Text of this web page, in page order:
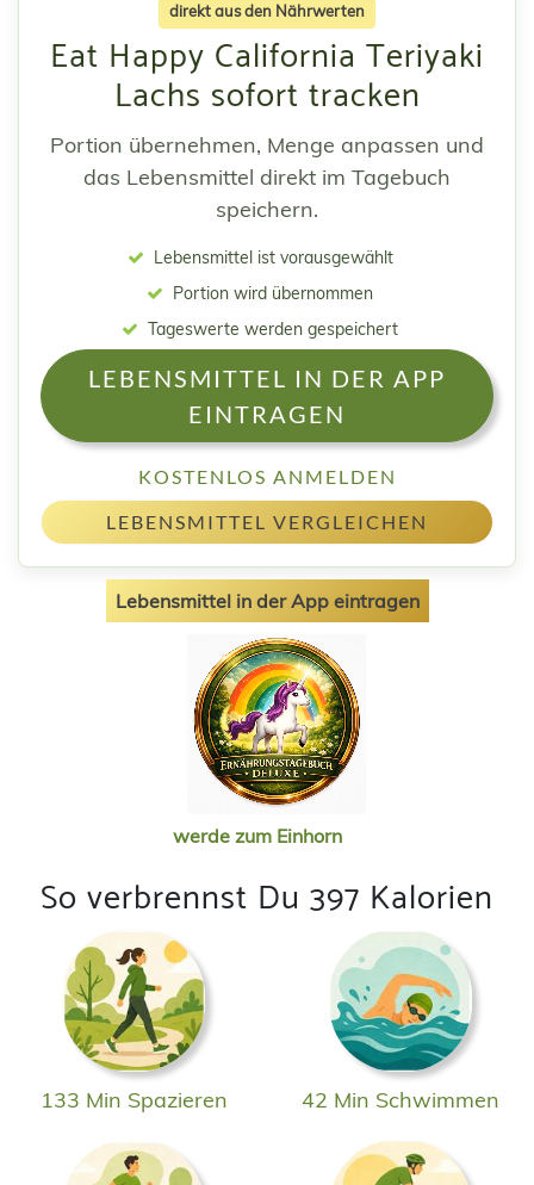
direkt aus den Nährwerten
Eat Happy California Teriyaki
Lachs sofort tracken
Portion übernehmen, Menge anpassen und
das Lebensmittel direkt im Tagebuch
speichern.
Lebensmittel ist vorausgewählt
Portion wird übernommen
Tageswerte werden gespeichert
LEBENSMITTEL IN DER APP
EINTRAGEN
KOSTENLOS ANMELDEN
LEBENSMITTEL VERGLEICHEN
Lebensmittel in der App eintragen
werde zum Einhorn
So verbrennst Du 397 Kalorien
133 Min Spazieren 42 Min Schwimmen